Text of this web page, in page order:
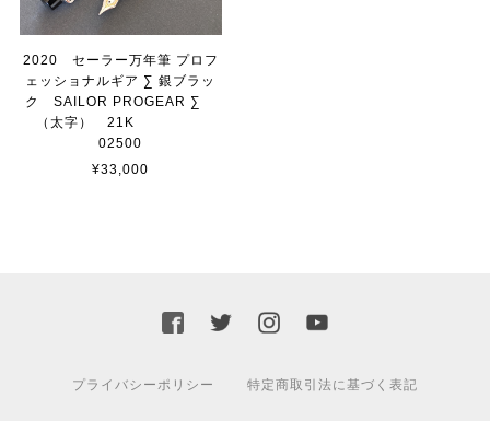
2020 セーラー万年筆 プロフ
ェッショナルギア ∑ 銀ブラッ
ク SAILOR PROGEAR ∑
（太字） 21K
02500
¥33,000
プライバシーポリシー 特定商取引法に基づく表記